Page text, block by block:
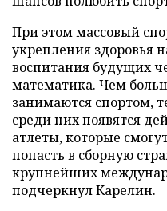
При этом массовый
укрепления здоровья
воспитания будущих
математика. Чем
занимаются спортом,
среди них появятся
атлеты, которые
попасть в сборную
крупнейших
подчеркнул Карелин.